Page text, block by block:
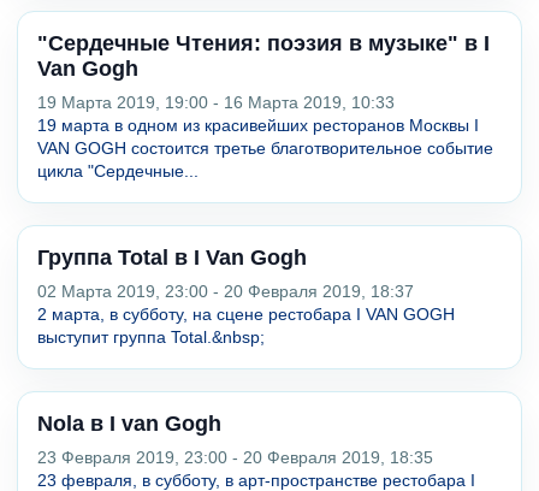
"Сердечные Чтения: поэзия в музыке" в I
Van Gogh
19 Марта 2019, 19:00 - 16 Марта 2019, 10:33
19 марта в одном из красивейших ресторанов Москвы I
VAN GOGH состоится третье благотворительное событие
цикла "Сердечные...
Группа Total в I Van Gogh
02 Марта 2019, 23:00 - 20 Февраля 2019, 18:37
2 марта, в субботу, на сцене рестобара I VAN GOGH
выступит группа Total.&nbsp;
Nola в I van Gogh
23 Февраля 2019, 23:00 - 20 Февраля 2019, 18:35
23 февраля, в субботу, в арт-пространстве рестобара I